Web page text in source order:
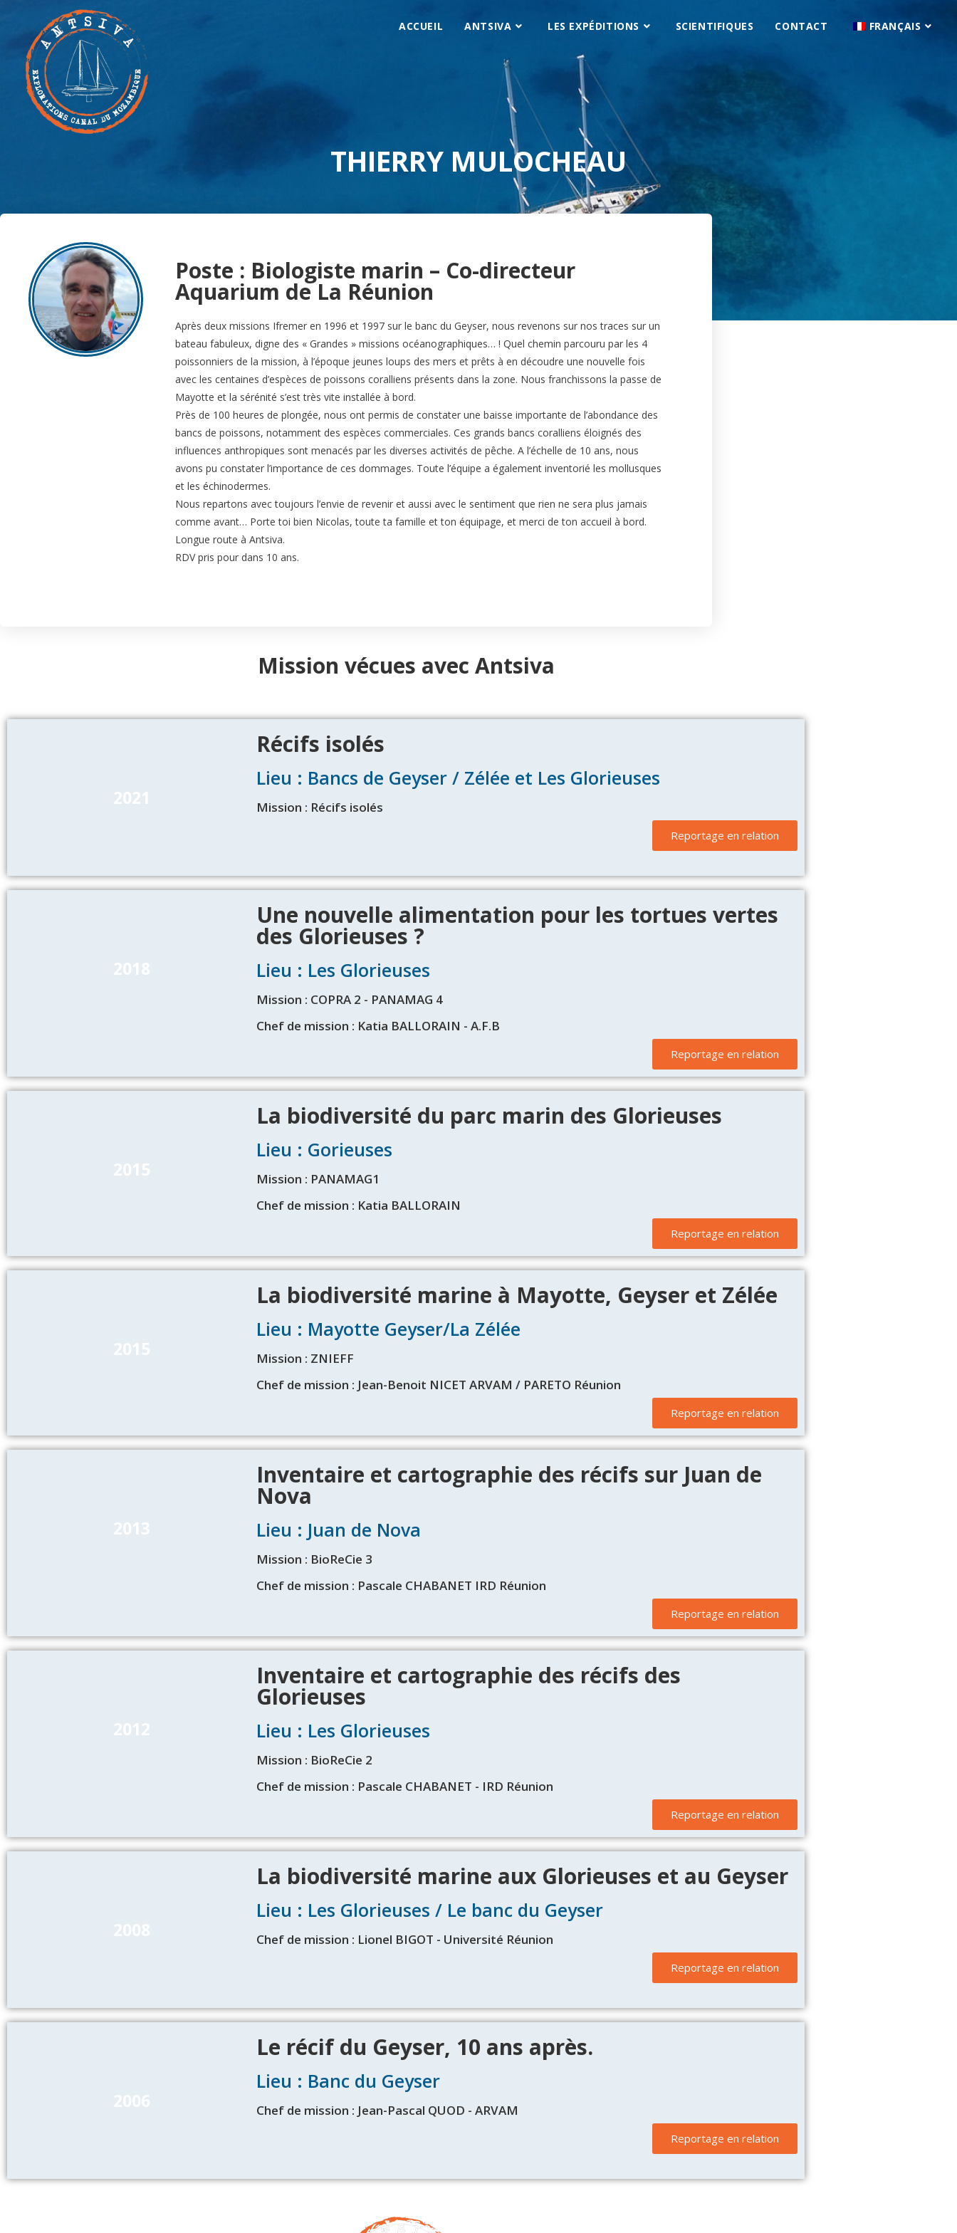
ACCUEIL ANTSIVA LES EXPÉDITIONS SCIENTIFIQUES CONTACT FRANÇAIS
THIERRY MULOCHEAU
Poste : Biologiste marin – Co-directeur
Aquarium de La Réunion
Après deux missions Ifremer en 1996 et 1997 sur le banc du Geyser, nous revenons sur nos traces sur un
bateau fabuleux, digne des « Grandes » missions océanographiques… ! Quel chemin parcouru par les 4
poissonniers de la mission, à l’époque jeunes loups des mers et prêts à en découdre une nouvelle fois
avec les centaines d’espèces de poissons coralliens présents dans la zone. Nous franchissons la passe de
Mayotte et la sérénité s’est très vite installée à bord.
Près de 100 heures de plongée, nous ont permis de constater une baisse importante de l’abondance des
bancs de poissons, notamment des espèces commerciales. Ces grands bancs coralliens éloignés des
influences anthropiques sont menacés par les diverses activités de pêche. A l’échelle de 10 ans, nous
avons pu constater l’importance de ces dommages. Toute l’équipe a également inventorié les mollusques
et les échinodermes.
Nous repartons avec toujours l’envie de revenir et aussi avec le sentiment que rien ne sera plus jamais
comme avant… Porte toi bien Nicolas, toute ta famille et ton équipage, et merci de ton accueil à bord.
Longue route à Antsiva.
RDV pris pour dans 10 ans.
Mission vécues avec Antsiva
2021
Récifs isolés
Lieu : Bancs de Geyser / Zélée et Les Glorieuses
Mission : Récifs isolés
Reportage en relation
2018
Une nouvelle alimentation pour les tortues vertes
des Glorieuses ?
Lieu : Les Glorieuses
Mission : COPRA 2 - PANAMAG 4
Chef de mission : Katia BALLORAIN - A.F.B
Reportage en relation
2015
La biodiversité du parc marin des Glorieuses
Lieu : Gorieuses
Mission : PANAMAG1
Chef de mission : Katia BALLORAIN
Reportage en relation
2015
La biodiversité marine à Mayotte, Geyser et Zélée
Lieu : Mayotte Geyser/La Zélée
Mission : ZNIEFF
Chef de mission : Jean-Benoit NICET ARVAM / PARETO Réunion
Reportage en relation
2013
Inventaire et cartographie des récifs sur Juan de
Nova
Lieu : Juan de Nova
Mission : BioReCie 3
Chef de mission : Pascale CHABANET IRD Réunion
Reportage en relation
2012
Inventaire et cartographie des récifs des
Glorieuses
Lieu : Les Glorieuses
Mission : BioReCie 2
Chef de mission : Pascale CHABANET - IRD Réunion
Reportage en relation
2008
La biodiversité marine aux Glorieuses et au Geyser
Lieu : Les Glorieuses / Le banc du Geyser
Chef de mission : Lionel BIGOT - Université Réunion
Reportage en relation
2006
Le récif du Geyser, 10 ans après.
Lieu : Banc du Geyser
Chef de mission : Jean-Pascal QUOD - ARVAM
Reportage en relation